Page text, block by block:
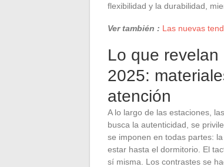
flexibilidad y la durabilidad,
Ver también : Las nuevas
Lo que
2025:
atención
A lo largo de las estaciones, las
busca la autenticidad, se
se imponen en todas partes:
estar hasta el dormitorio. El
sí misma. Los contrastes se